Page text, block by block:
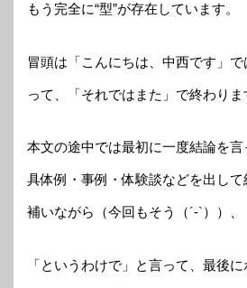
もう完全に“型”が存在しています。
冒頭は「こんにちは、中西です」で
って、「それではまた」で終わりま
本文の途中では最初に一度結論を言
具体例・事例・体験談などを出して
補いながら（今回もそう（´-`））、
「というわけで」と言って、最後に